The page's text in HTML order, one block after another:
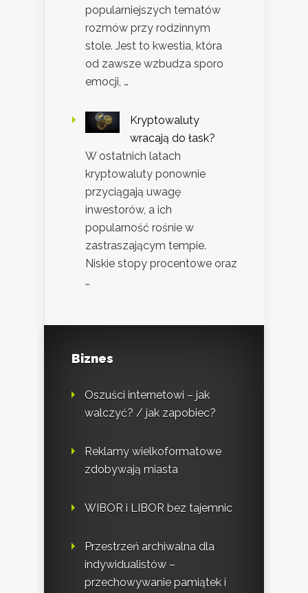
popularniejszych tematów
rozmów przy rodzinnym
stole. Jest to kwestia, która
od zawsze wzbudza sporo
emocji, …
Kryptowaluty
wracają do łask?
W ostatnich latach
kryptowaluty ponownie
przyciągają uwagę
inwestorów, a ich
popularność rośnie w
zastraszającym tempie.
Niskie stopy procentowe oraz
…
Biznes
Oszuści internetowi – jak
walczyć? / jak zapobiec?
Reklamy wielkoformatowe
zdobywają miasta
WIBOR i LIBOR bez tajemnic
Przestrzeń archiwalna dla
indywidualistów –
przechowywanie pamiątek i